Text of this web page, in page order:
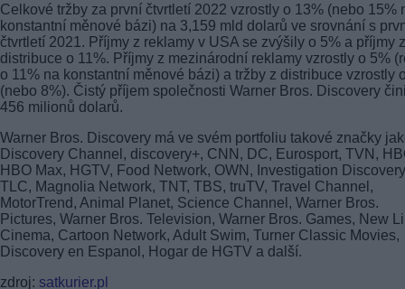
Celkové tržby za první čtvrtletí 2022 vzrostly o 13% (nebo 15%
konstantní měnové bázi) na 3,159 mld dolarů ve srovnání s
čtvrtletí 2021. Příjmy z reklamy v USA se zvýšily o 5% a příjmy z
distribuce o 11%. Příjmy z mezinárodní reklamy vzrostly o 5%
o 11% na konstantní měnové bázi) a tržby z distribuce vzrostly
(nebo 8%). Čistý příjem společnosti Warner Bros. Discovery
456 milionů dolarů.
Warner Bros. Discovery má ve svém portfoliu takové značky
Discovery Channel, discovery+, CNN, DC, Eurosport, TVN,
HBO Max, HGTV, Food Network, OWN, Investigation
TLC, Magnolia Network, TNT, TBS, truTV, Travel Channel,
MotorTrend, Animal Planet, Science Channel, Warner Bros.
Pictures, Warner Bros. Television, Warner Bros. Games, New
Cinema, Cartoon Network, Adult Swim, Turner Classic Movies,
Discovery en Espanol, Hogar de HGTV a další.
zdroj: satkurier.pl